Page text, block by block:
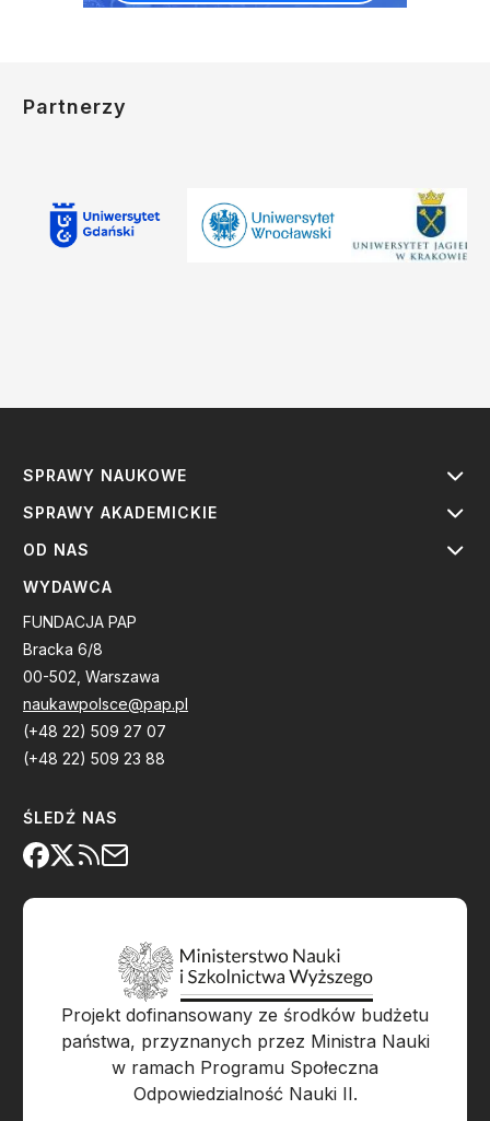
Partnerzy
SPRAWY NAUKOWE
SPRAWY AKADEMICKIE
OD NAS
WYDAWCA
FUNDACJA PAP
Bracka 6/8
00-502, Warszawa
naukawpolsce@pap.pl
(+48 22) 509 27 07
(+48 22) 509 23 88
ŚLEDŹ NAS
Projekt dofinansowany ze środków budżetu
państwa, przyznanych przez Ministra Nauki
w ramach Programu Społeczna
Odpowiedzialność Nauki II.